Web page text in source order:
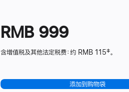
RMB 999
含增值税及其他法定税费：约 RMB 115‡。
添加到购物袋